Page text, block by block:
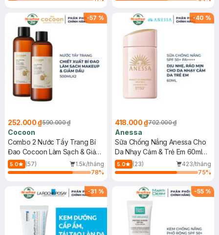
-57 %
252.000 ₫590.000 ₫
Cocoon
Combo 2 Nước Tẩy Trang Bí
Đao Cocoon Làm Sạch & Giảm
Dầu 500ml
5.0 (57)
1.5k/tháng
78%
-40 %
418.000 ₫702.000 ₫
Anessa
Sữa Chống Nắng Anessa Cho
Da Nhạy Cảm & Trẻ Em 60ml
(Mới)
5.0 (23)
423/tháng
75%
-31 % -55 %